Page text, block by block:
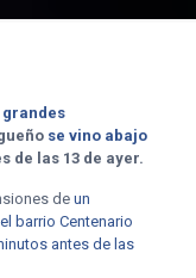
se vino abajo
de las 13 de ayer.
de un
barrio Centenario
antes de las